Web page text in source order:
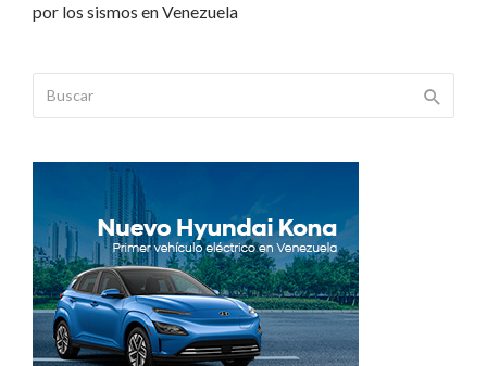
por los sismos en Venezuela